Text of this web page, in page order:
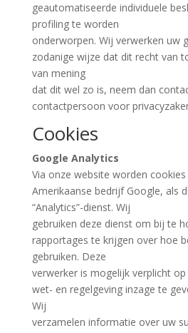
geautomatiseerde individuele
profiling te worden
onderworpen. Wij verwerken uw
zodanige wijze dat dit recht van
van mening
dat dit wel zo is, neem dan
contactpersoon voor
Cookies
Google Analytics
Via onze website worden
Amerikaanse bedrijf Google, als
“Analytics”-dienst. Wij
gebruiken deze dienst om bij te
rapportages te krijgen over hoe
gebruiken. Deze
verwerker is mogelijk verplicht
wet- en regelgeving inzage te
Wij
verzamelen informatie over uw